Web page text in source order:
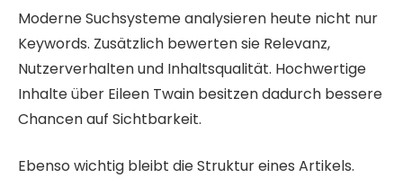
Moderne Suchsysteme analysieren heute nicht nur
Keywords. Zusätzlich bewerten sie Relevanz,
Nutzerverhalten und Inhaltsqualität. Hochwertige
Inhalte über Eileen Twain besitzen dadurch bessere
Chancen auf Sichtbarkeit.
Ebenso wichtig bleibt die Struktur eines Artikels.